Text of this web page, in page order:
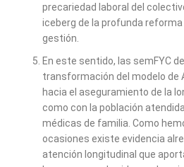
precariedad laboral del
iceberg de la profunda
gestión.
En este sentido, las semFYC
transformación del modelo de
hacia el aseguramiento de la
como con la población
médicas de familia. Como
ocasiones existe evidencia
atención longitudinal que